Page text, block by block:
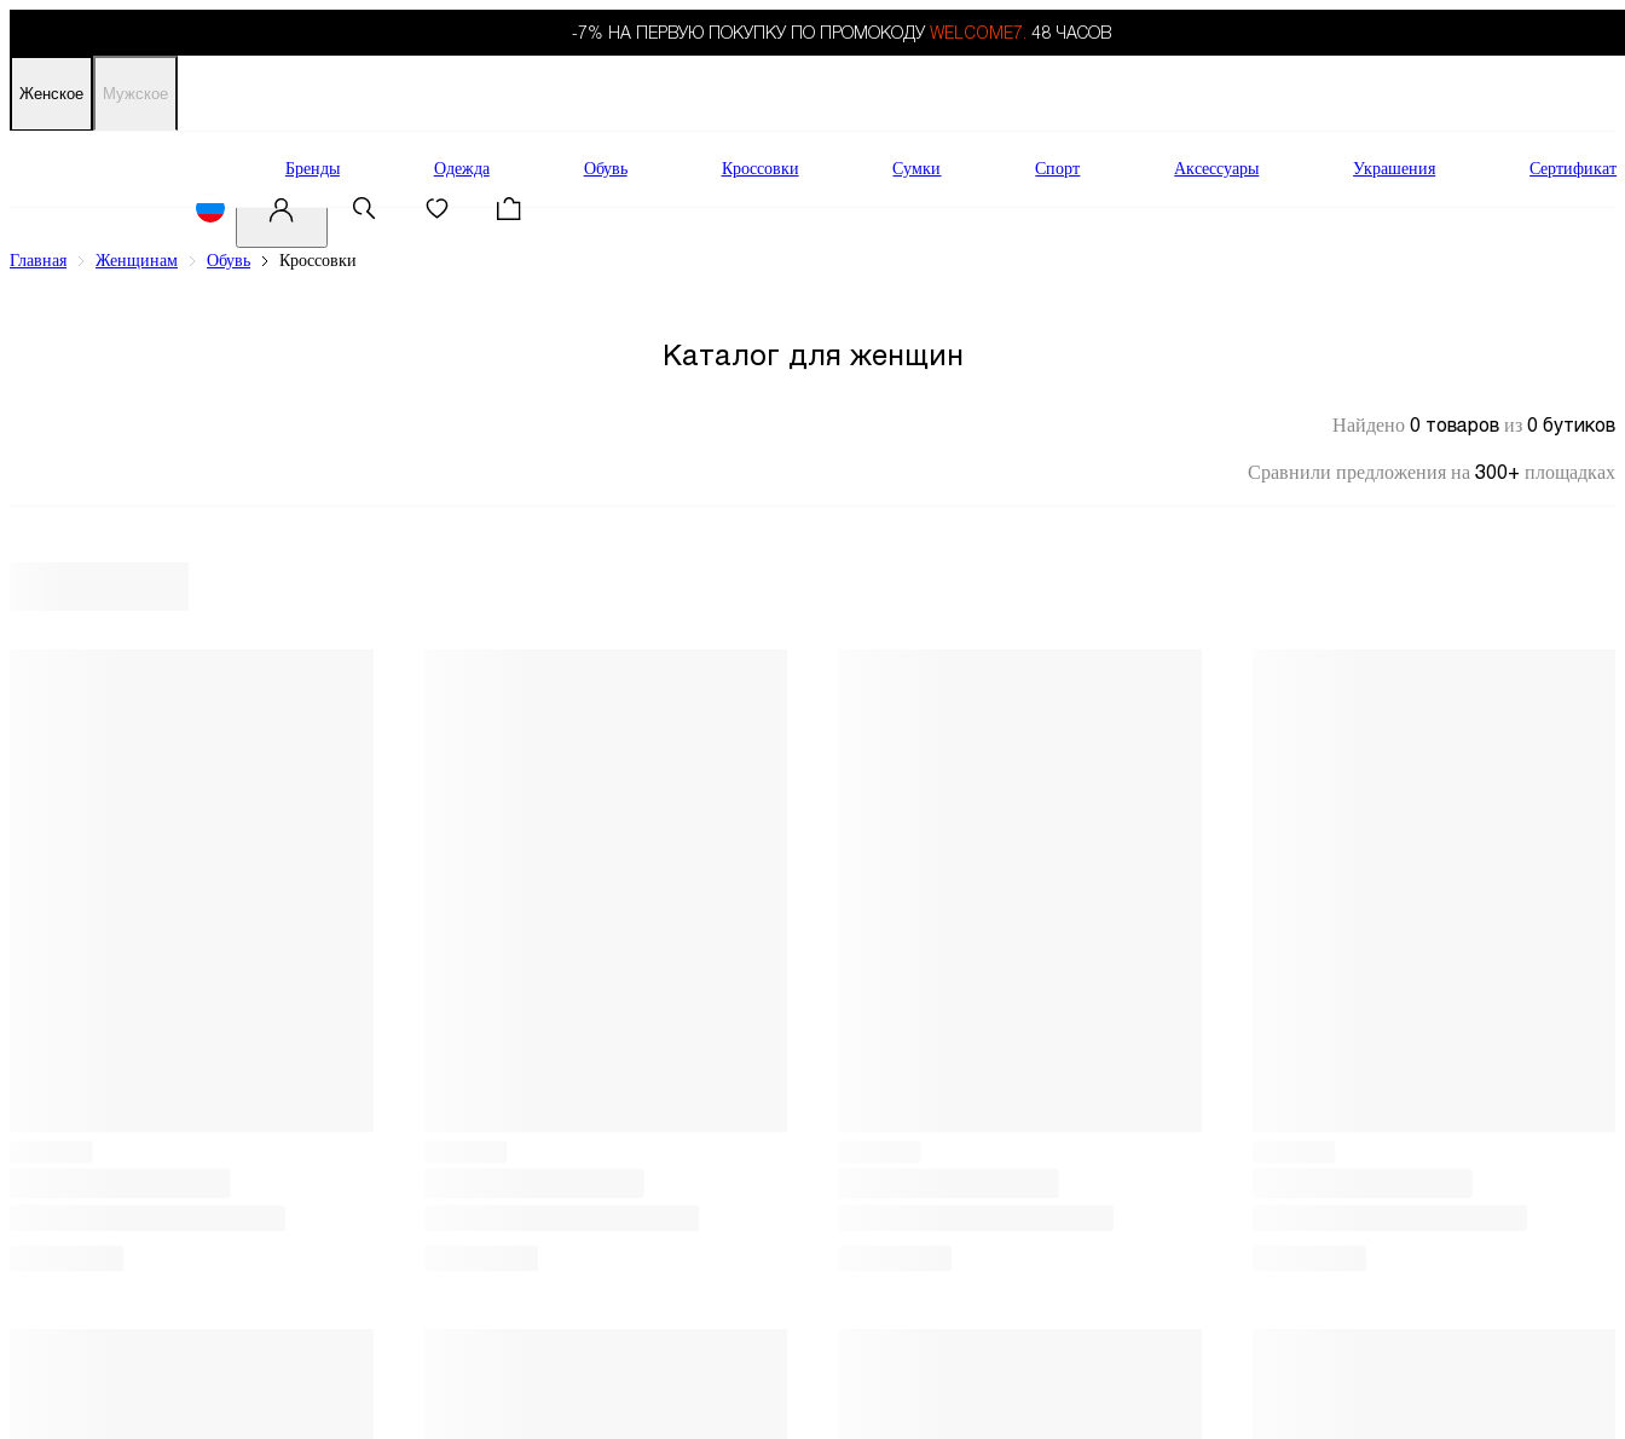
-7% НА ПЕРВУЮ ПОКУПКУ ПО ПРОМОКОДУ WELCOME7. 48 ЧАСОВ
Женское Мужское
Бренды Одежда Обувь Кроссовки Сумки Спорт Аксессуары Украшения Сертификат
Главная Женщинам Обувь Кроссовки
Каталог для женщин
Найдено 0 товаров из 0 бутиков
Сравнили предложения на 300+ площадках